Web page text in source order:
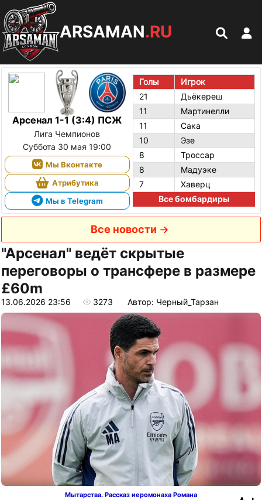
ARSAMAN.RU
Арсенал 1-1 (3:4) ПСЖ
Лига Чемпионов
Суббота 30 мая 19:00
Мы Вконтакте
Атрибутика
Мы в Telegram
Голы
Игрок
21
Дьёкереш
11
Мартинелли
11
Сака
10
Эзе
8
Троссар
8
Мадуэке
7
Хаверц
Все бомбардиры
Все новости
"Арсенал" ведёт скрытые
переговоры о трансфере в размере
£60m
13.06.2026 23:56 3273 Автор: Черный_Тарзан
Мытарства. Рассказ иеромонаха Романа